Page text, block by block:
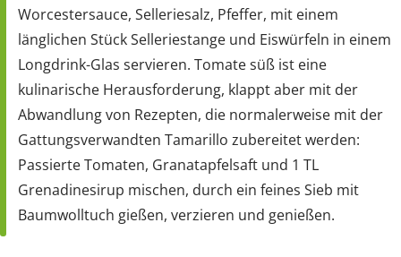
Worcestersauce, Selleriesalz, Pfeffer, mit einem
länglichen Stück Selleriestange und Eiswürfeln in einem
Longdrink-Glas servieren. Tomate süß ist eine
kulinarische Herausforderung, klappt aber mit der
Abwandlung von Rezepten, die normalerweise mit der
Gattungsverwandten Tamarillo zubereitet werden:
Passierte Tomaten, Granatapfelsaft und 1 TL
Grenadinesirup mischen, durch ein feines Sieb mit
Baumwolltuch gießen, verzieren und genießen.